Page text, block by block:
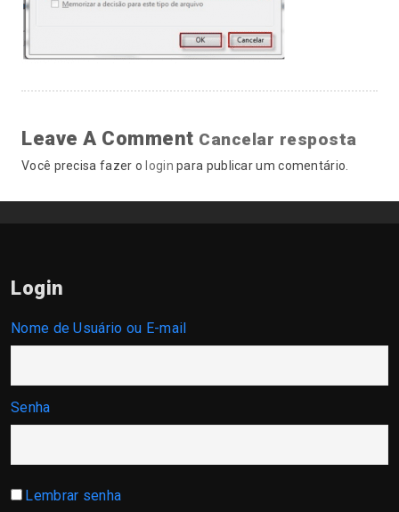
Leave A Comment Cancelar resposta
Você precisa fazer o login para publicar um comentário.
Login
Nome de Usuário ou E-mail
Senha
Lembrar senha